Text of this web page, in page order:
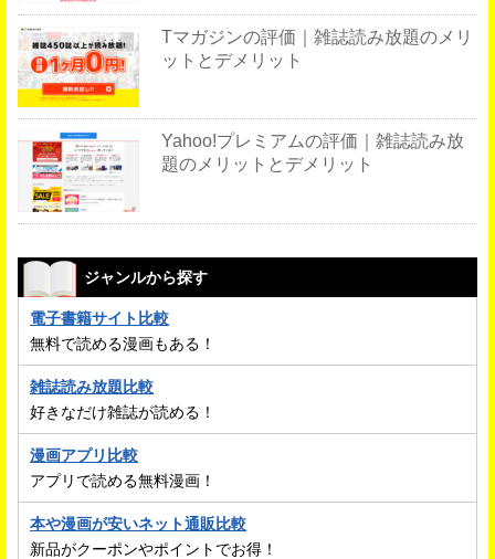
Tマガジンの評価｜雑誌読み放題のメリ
ットとデメリット
Yahoo!プレミアムの評価｜雑誌読み放
題のメリットとデメリット
ジャンルから探す
電子書籍サイト比較
無料で読める漫画もある！
雑誌読み放題比較
好きなだけ雑誌が読める！
漫画アプリ比較
アプリで読める無料漫画！
本や漫画が安いネット通販比較
新品がクーポンやポイントでお得！